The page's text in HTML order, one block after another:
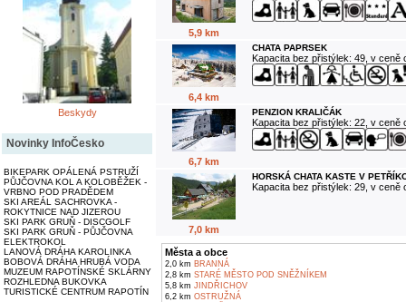
Beskydy
Novinky InfoČesko
BIKEPARK OPÁLENÁ PSTRUŽÍ
PŮJČOVNA KOL A KOLOBĚŽEK -
VRBNO POD PRADĚDEM
SKI AREÁL SACHROVKA -
ROKYTNICE NAD JIZEROU
SKI PARK GRUŇ - DISCGOLF
SKI PARK GRUŇ - PŮJČOVNA
ELEKTROKOL
LANOVÁ DRÁHA KAROLINKA
BOBOVÁ DRÁHA HRUBÁ VODA
MUZEUM RAPOTÍNSKÉ SKLÁRNY
ROZHLEDNA BUKOVKA
TURISTICKÉ CENTRUM RAPOTÍN
5,9 km
6,4 km
CHATA PAPRSEK
Kapacita bez přistýlek: 49, v ceně
6,7 km
PENZION KRALIČÁK
Kapacita bez přistýlek: 22, v ceně
7,0 km
HORSKÁ CHATA KASTE V
Kapacita bez přistýlek: 29, v ceně
Města a obce
2,0 km BRANNÁ
2,8 km STARÉ MĚSTO POD SNĚŽNÍKEM
5,8 km JINDŘICHOV
6,2 km OSTRUŽNÁ